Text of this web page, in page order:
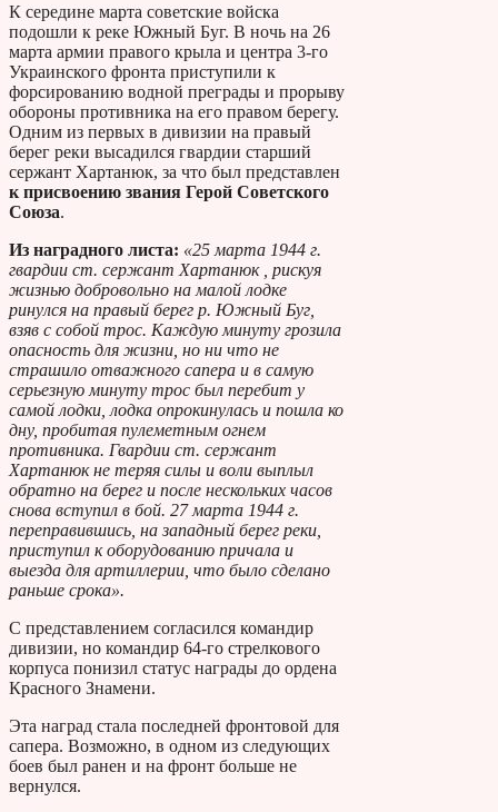
К середине марта советские войска
подошли к реке Южный Буг. В ночь на 26
марта армии правого крыла и центра 3-го
Украинского фронта приступили к
форсированию водной преграды и прорыву
обороны противника на его правом берегу.
Одним из первых в дивизии на правый
берег реки высадился гвардии старший
сержант Хартанюк, за что был представлен
к присвоению звания Герой Советского
Союза.
Из наградного листа: «25 марта 1944 г.
гвардии ст. сержант Хартанюк , рискуя
жизнью добровольно на малой лодке
ринулся на правый берег р. Южный Буг,
взяв с собой трос. Каждую минуту грозила
опасность для жизни, но ни что не
страшило отважного сапера и в самую
серьезную минуту трос был перебит у
самой лодки, лодка опрокинулась и пошла ко
дну, пробитая пулеметным огнем
противника. Гвардии ст. сержант
Хартанюк не теряя силы и воли выплыл
обратно на берег и после нескольких часов
снова вступил в бой. 27 марта 1944 г.
переправившись, на западный берег реки,
приступил к оборудованию причала и
выезда для артиллерии, что было сделано
раньше срока».
С представлением согласился командир
дивизии, но командир 64-го стрелкового
корпуса понизил статус награды до ордена
Красного Знамени.
Эта наград стала последней фронтовой для
сапера. Возможно, в одном из следующих
боев был ранен и на фронт больше не
вернулся.